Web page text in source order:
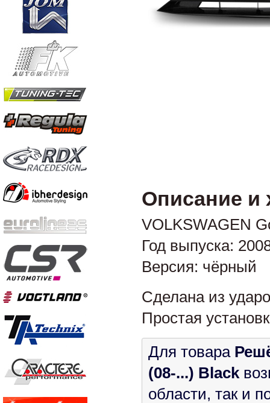
Описание и
VOLKSWAGEN
Год выпуска:
Версия: чёрный
Сделана из
Простая
Для товара
(08-...) Black
области, так и